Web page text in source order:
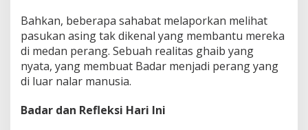
Bahkan, beberapa sahabat melaporkan melihat
pasukan asing tak dikenal yang membantu mereka
di medan perang. Sebuah realitas ghaib yang
nyata, yang membuat Badar menjadi perang yang
di luar nalar manusia.
Badar dan Refleksi Hari Ini